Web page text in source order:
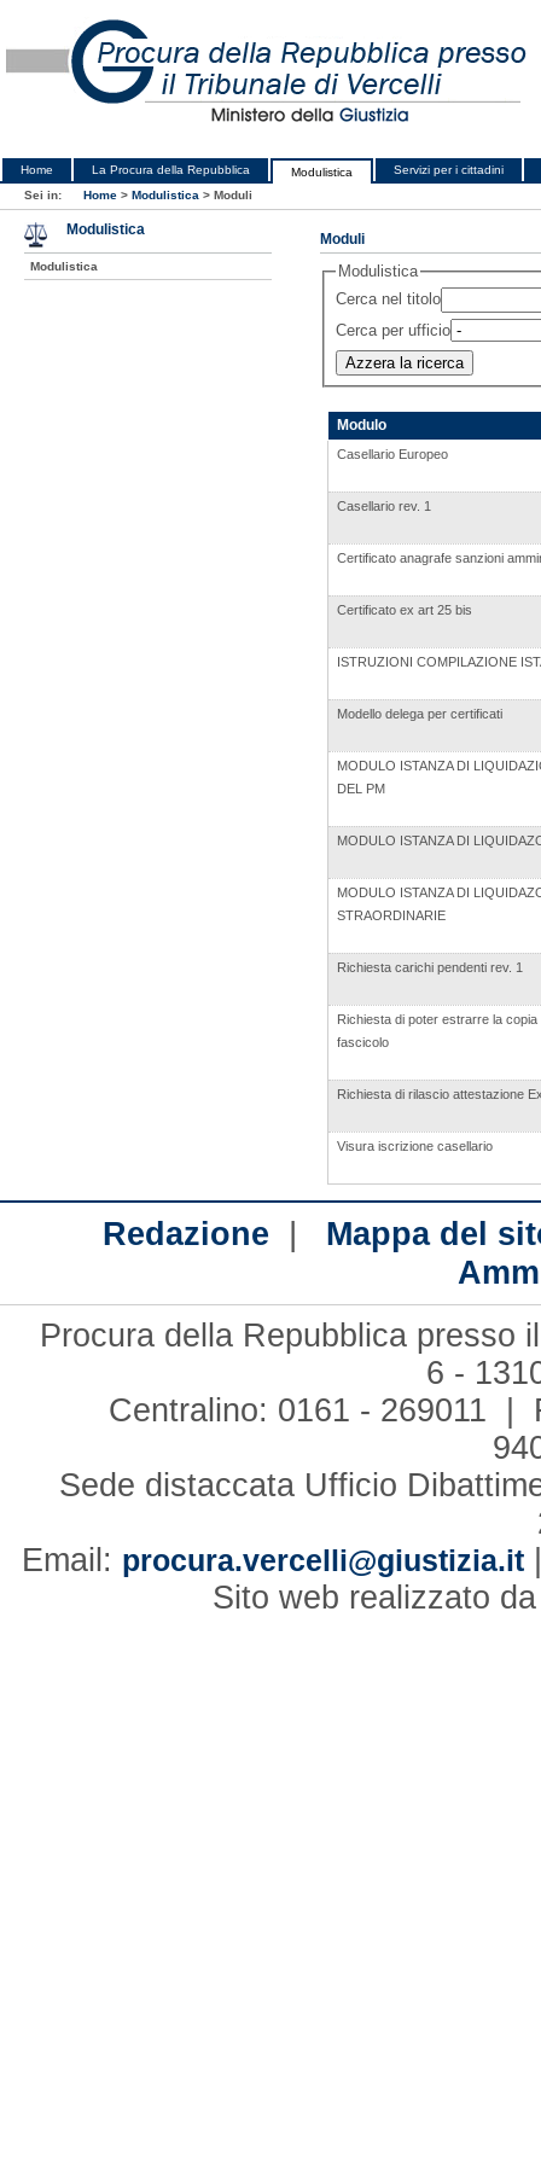
Home La Procura della Repubblica Modulistica
Servizi per i cittadini
Sei in:
Home > Modulistica > Moduli
Moduli
Modulistica
Cerca nel titolo
Cerca per ufficio
Modulo
Casellario Europeo
Casellario rev. 1
Certificato anagrafe sanzioni
Certificato ex art 25 bis
ISTRUZIONI COMPILAZIONE
Modello delega per certificati
MODULO ISTANZA DI
DEL PM
MODULO ISTANZA DI
MODULO ISTANZA DI
STRAORDINARIE
Richiesta carichi pendenti rev. 1
Richiesta di poter estrarre la
fascicolo
Richiesta di rilascio attestazione
Visura iscrizione casellario
Modulistica
Modulistica
Redazione | Mappa del
Procura della Repubblica presso
6 -
Centralino: 0161 - 269011 |
Sede distaccata Ufficio
Email: procura.vercelli@giustizia.it|
Sito web realizzato